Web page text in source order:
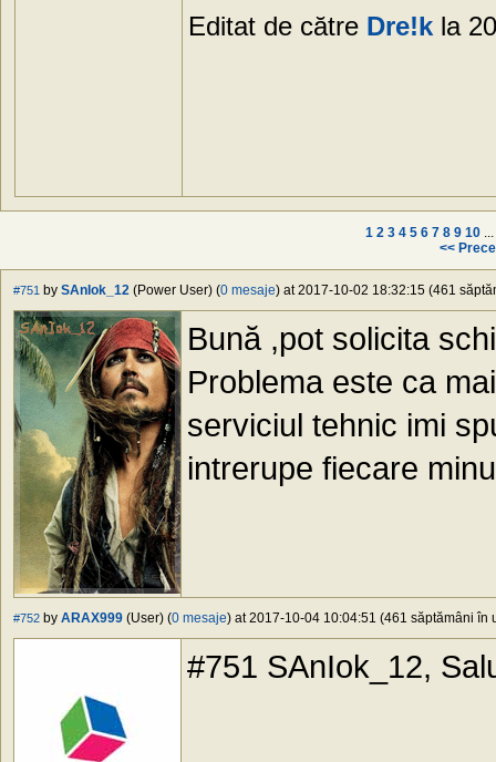
Editat de către Dre!kla
1 2 3 4 5 6 7 8 9 10 ...
<<
#751 by SAnIok_12 (Power User) (0 mesaje) at 2017-10-02 18:32:15 (461
Bună ,pot solicita
Problema este ca
serviciul tehnic imi
intrerupe fiecare
#752 by ARAX999 (User) (0 mesaje) at 2017-10-04 10:04:51 (461 săptămâni în
#751 SAnIok_12,